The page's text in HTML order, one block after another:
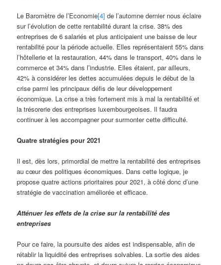
Le Baromètre de l’Economie[4] de l’automne dernier nous éclaire
sur l’évolution de cette rentabilité durant la crise. 38% des
entreprises de 6 salariés et plus anticipaient une baisse de leur
rentabilité pour la période actuelle. Elles représentaient 55% dans
l’hôtellerie et la restauration, 44% dans le transport, 40% dans le
commerce et 34% dans l’industrie. Elles étaient, par ailleurs,
42% à considérer les dettes accumulées depuis le début de la
crise parmi les principaux défis de leur développement
économique. La crise a très fortement mis à mal la rentabilité et
la trésorerie des entreprises luxembourgeoises. Il faudra
continuer à les accompagner pour surmonter cette difficulté.
Quatre stratégies pour 2021
Il est, dès lors, primordial de mettre la rentabilité des entreprises
au cœur des politiques économiques. Dans cette logique, je
propose quatre actions prioritaires pour 2021, à côté donc d’une
stratégie de vaccination améliorée et efficace.
Atténuer les effets de la crise sur la rentabilité des
entreprises
Pour ce faire, la poursuite des aides est indispensable, afin de
rétablir la liquidité des entreprises solvables. La sortie des aides